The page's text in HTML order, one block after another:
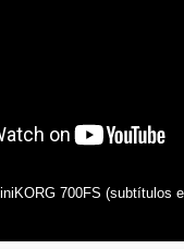
700FS (subtítulos